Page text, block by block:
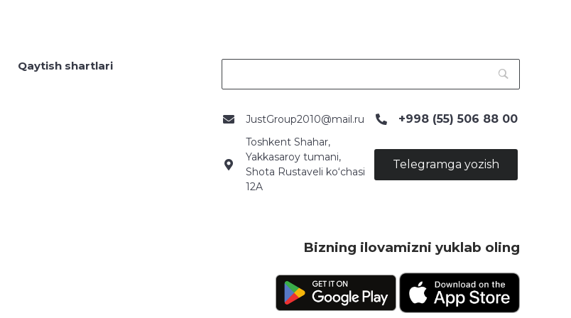
Qaytish shartlari
JustGroup2010@mail.ru +998 (55) 506 88 00
Toshkent Shahar,
Yakkasaroy tumani,
Shota Rustaveli ko‘chasi
12A
Telegramga yozish
Bizning ilovamizni yuklab oling